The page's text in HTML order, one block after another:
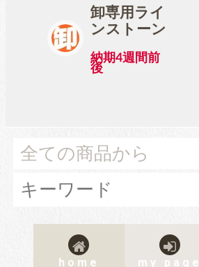
卸専用ライ
ンストーン
納期4週間前
後
home my page